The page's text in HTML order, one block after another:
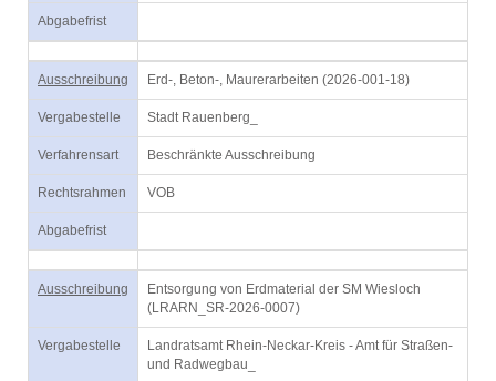
Abgabefrist
Ausschreibung Erd-, Beton-, Maurerarbeiten (2026-001-18)
Vergabestelle Stadt Rauenberg_
Verfahrensart Beschränkte Ausschreibung
Rechtsrahmen VOB
Abgabefrist
Ausschreibung
Entsorgung von Erdmaterial der SM Wiesloch
(LRARN_SR-2026-0007)
Vergabestelle
Landratsamt Rhein-Neckar-Kreis - Amt für Straßen-
und Radwegbau_